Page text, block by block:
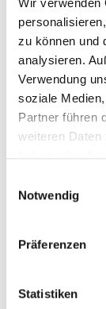
zu können und
analysieren.
Verwendung
soziale
Partner führen
weiteren Daten
Notwendig
Präferenzen
Statistiken
Bei Bedarf
Was
DNS-